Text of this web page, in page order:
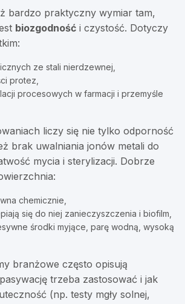
bardzo praktyczny wymiar tam,
biozgodność i czystość. Dotyczy
ze stali nierdzewnej,
protez,
procesowych w farmacji i przemyśle
liczy się nie tylko odporność
brak uwalniania jonów metali do
mycia i sterylizacji. Dobrze
chemicznie,
się do niej zanieczyszczenia i biofilm,
środki myjące, parę wodną, wysoką
branżowe często opisują
trzeba zastosować i jak
(np. testy mgły solnej,